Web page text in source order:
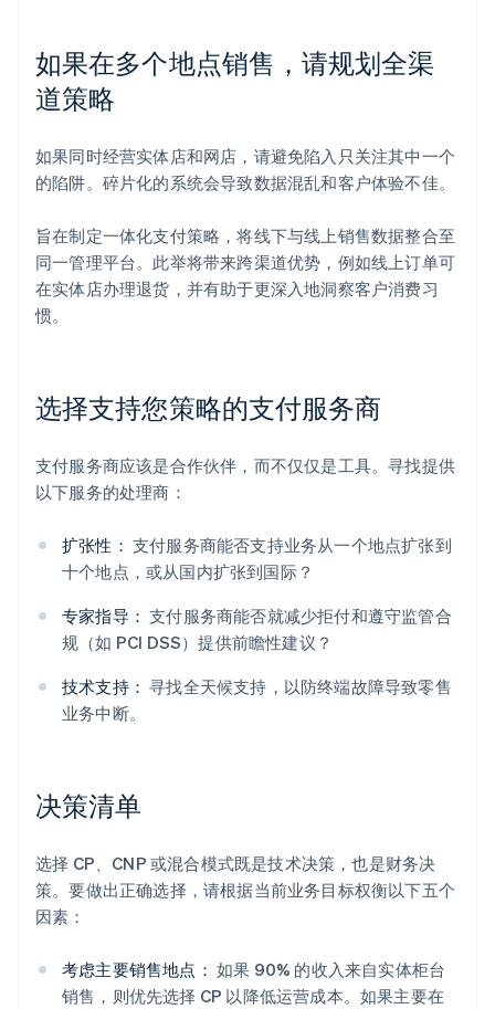
如果在多个地点销售，请规划全渠
道策略
如果同时经营实体店和网店，请避免陷入只关注其中一个
的陷阱。碎片化的系统会导致数据混乱和客户体验不佳。
旨在制定一体化支付策略，将线下与线上销售数据整合至
同一管理平台。此举将带来跨渠道优势，例如线上订单可
在实体店办理退货，并有助于更深入地洞察客户消费习
惯。
选择支持您策略的支付服务商
支付服务商应该是合作伙伴，而不仅仅是工具。寻找提供
以下服务的处理商：
扩张性： 支付服务商能否支持业务从一个地点扩张到
十个地点，或从国内扩张到国际？
专家指导： 支付服务商能否就减少拒付和遵守监管合
规（如 PCI DSS）提供前瞻性建议？
技术支持： 寻找全天候支持，以防终端故障导致零售
业务中断。
决策清单
选择 CP、CNP 或混合模式既是技术决策，也是财务决
策。要做出正确选择，请根据当前业务目标权衡以下五个
因素：
考虑主要销售地点： 如果 90% 的收入来自实体柜台
销售，则优先选择 CP 以降低运营成本。如果主要在